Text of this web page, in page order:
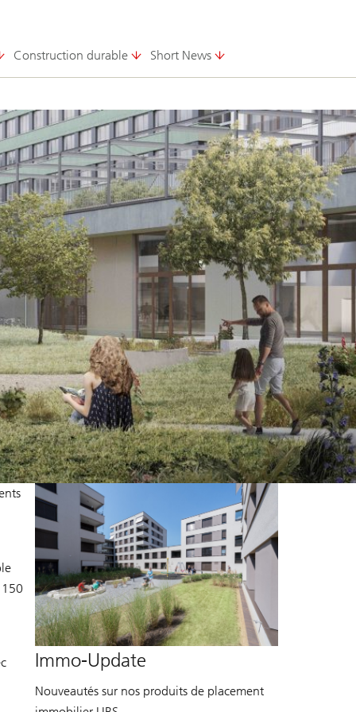
Construction durable Short News
Immo-Update
Nouveautés sur nos produits de placement